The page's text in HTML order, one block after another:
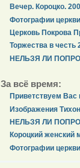
Вечер. Короцко.
Фотографии
Церковь Покрова
Торжества в честь
НЕЛЬЗЯ ЛИ
За всё время:
Приветствуем
Изображения
НЕЛЬЗЯ ЛИ
Короцкий женский
Фотографии